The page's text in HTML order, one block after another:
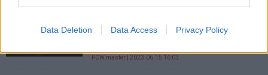
Data Deletion Data Access Privacy Policy
monitorteszt – nem az RGB teszi
PCW.master | 2023.06.15 16:03